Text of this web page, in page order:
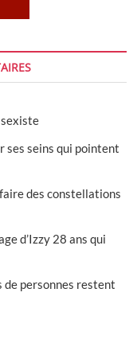
ses seins qui pointent
des constellations
d’Izzy 28 ans qui
de personnes restent